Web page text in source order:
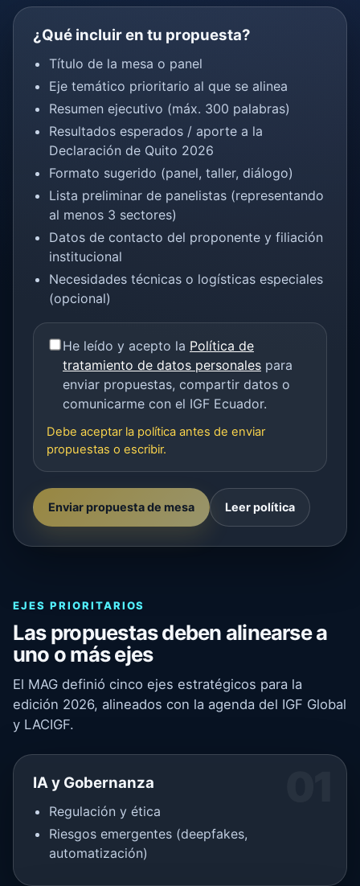
¿Qué incluir en tu propuesta?
Título de la mesa o panel
Eje temático prioritario al que se alinea
Resumen ejecutivo (máx. 300 palabras)
Resultados esperados / aporte a la
Declaración de Quito 2026
Formato sugerido (panel, taller, diálogo)
Lista preliminar de panelistas (representando
al menos 3 sectores)
Datos de contacto del proponente y filiación
institucional
Necesidades técnicas o logísticas especiales
(opcional)
He leído y acepto la Política de
tratamiento de datos personales para
enviar propuestas, compartir datos o
comunicarme con el IGF Ecuador.
Debe aceptar la política antes de enviar
propuestas o escribir.
Enviar propuesta de mesa Leer política
EJES PRIORITARIOS
Las propuestas deben alinearse a
uno o más ejes
El MAG definió cinco ejes estratégicos para la
edición 2026, alineados con la agenda del IGF Global
y LACIGF.
IA y Gobernanza
Regulación y ética
Riesgos emergentes (deepfakes,
automatización)